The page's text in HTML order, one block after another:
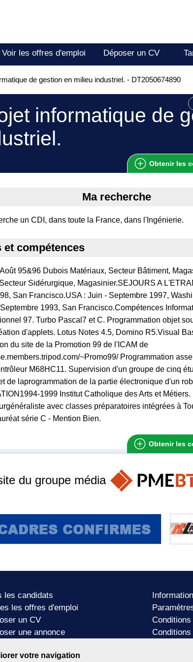
Voir les offres d'emploi Déposer un CV
de gestion en milieu industriel. - DT2050674890
informatique de
Obtenir les
Ma recherche
un CDI, dans toute la France, dans l'Ingénierie.
et compétences
95&96 Dubois Matériaux, Secteur Bâtiment,
Sidérurgique, Magasinier.SEJOURS A
San Francisco.USA : Juin - Septembre 1997,
1993, San Francisco.Compétences
97. Turbo Pascal7 et C. Programmation objet
d'applets. Lotus Notes 4.5, Domino R5.Visual
du site de la Promotion 99 de l'ICAM de
~Promo99/ Programmation
M68HC11. Supervision d'un groupe de cinq
de laprogrammation de la partie électronique d'un
1999 Institut Catholique des Arts et Métiers.
avec classes préparatoires intégrées à
série C - Mention Bien.
Obtenir les
votre navigation
du groupe média
les candidats
les offres d'emploi
un CV
une annonce